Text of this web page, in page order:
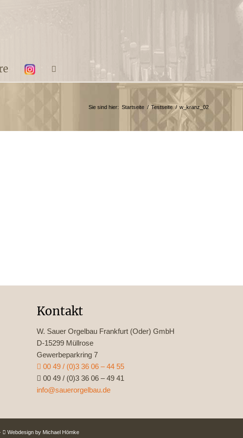
Sie sind hier: Startseite / Testseite / w_kranz_02
Kontakt
W. Sauer Orgelbau Frankfurt (Oder) GmbH
D-15299 Müllrose
Gewerbeparkring 7
00 49 / (0)3 36 06 – 44 55
00 49 / (0)3 36 06 – 49 41
info@sauerorgelbau.de
Webdesign by Michael Hömke